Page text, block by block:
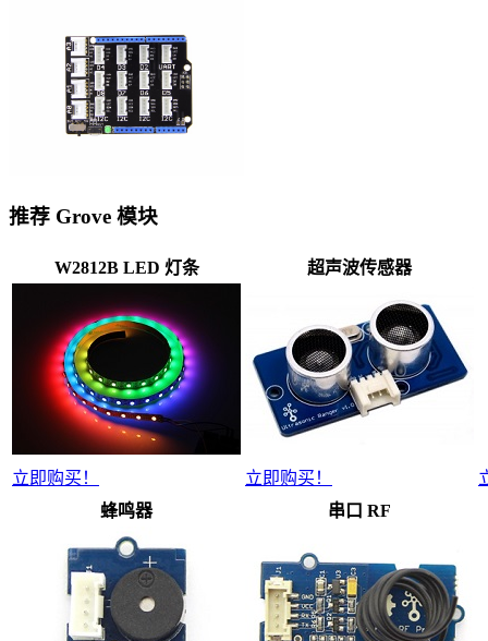
推荐 Grove 模块
W2812B LED 灯条 超声波传感器
立即购买！ 立即购买！
蜂鸣器
串口 RF